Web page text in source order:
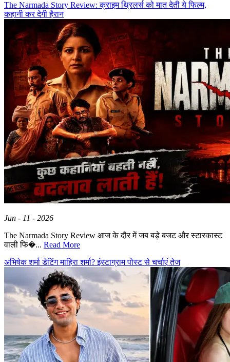
The Narmada Story Review: क्राइम थ्रिलर्स को मात देती ये फिल्म,
कहानी कर देगी हैरान
Jun - 11 - 2026
The Narmada Story Review आज के दौर में जब बड़े बजट और स्टारकास्ट
वाली फि�... Read More
अभिषेक शर्मा डेटिंग माहिरा शर्मा? इंस्टाग्राम पोस्ट से चर्चाएं तेज